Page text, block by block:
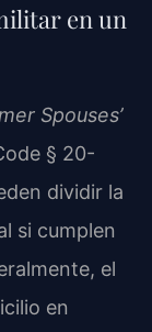
en un
Spouses’
§ 20-
dividir la
si cumplen
el
en